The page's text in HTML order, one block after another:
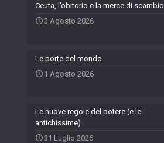
Ceuta, l’obitorio e la merce di scambio
3 Agosto 2026
Le porte del mondo
1 Agosto 2026
Le nuove regole del potere (e le
antichissime)
31 Luglio 2026